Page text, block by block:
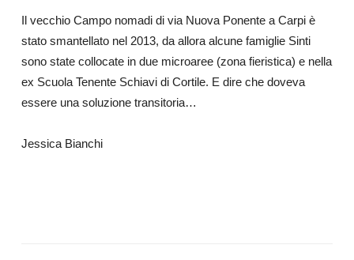
Il vecchio Campo nomadi di via Nuova Ponente a Carpi è
stato smantellato nel 2013, da allora alcune famiglie Sinti
sono state collocate in due microaree (zona fieristica) e nella
ex Scuola Tenente Schiavi di Cortile. E dire che doveva
essere una soluzione transitoria…
Jessica Bianchi